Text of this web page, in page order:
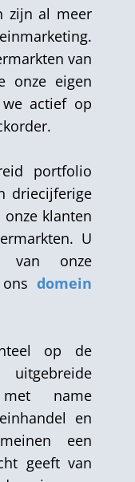
zijn al meer
van
onze eigen
actief op
portfolio
driecijferige
klanten
U
onze
domein
op de
name
en
een
geeft van